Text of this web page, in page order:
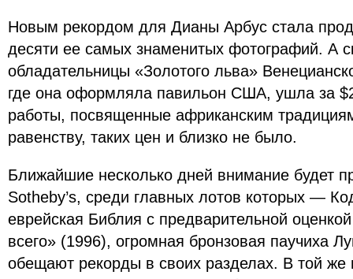
Новым рекордом для Дианы Арбус стала
десяти ее самых знаменитых фотографий. А
обладательницы «Золотого льва»
где она оформляла павильон США, ушла за
работы, посвященные африканским
равенству, таких цен и близко не было.
Ближайшие несколько дней внимание будет
Sotheby’s, среди главных лотов которых —
еврейская Библия с предварительной
всего» (1996), огромная бронзовая паучиха
обещают рекорды в своих разделах. В той же